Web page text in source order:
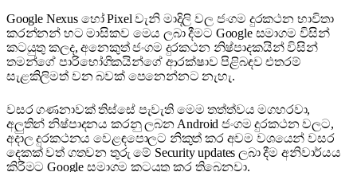
Google Nexus හෝ Pixel වැනි මාදිලි වල ජංගම දුරකථන භාවිතා
කරන්නන් හට මාසිකව මෙය ලබා දීමට Google සමාගම විසින්
කටයුතු කලද, අනෙකුත් ජංගම දුරකථන නිෂ්පාදකයින් විසින්
තමන්ගේ පාරිභෝගිකයින්ගේ ආරක්ෂාව පිළිබඳව එතරම්
සැළකිලිමත් වන බවක් පෙනෙන්නට නැහැ.
වසර ගණනාවක් තිස්සේ පැවැති මෙම තත්ත්වය මගහරවා,
අලුතින් නිෂ්පාදනය කරනු ලබන Android ජංගම දුරකථන වලට,
අදාල දුරකථනය වෙළඳපොලට නිකුත් කර අවම වශයෙන් වසර
දෙකක් වත් ගතවන තුරු මේ Security updates ලබා දීම අනිවාර්යය
කිරීමට Google සමාගම කටයුතු කර තිබෙනවා.